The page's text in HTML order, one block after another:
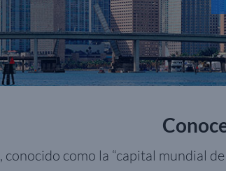
, conocido como la “capital mundial